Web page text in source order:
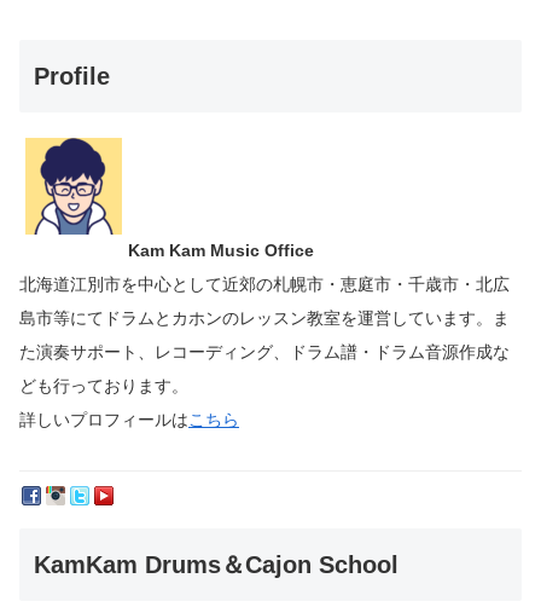
Profile
Kam Kam Music Office
北海道江別市を中心として近郊の札幌市・恵庭市・千歳市・北広
島市等にて ドラムとカホンのレッスン教室を運営しています。
ま
た演奏サポート、レコーディング、ドラム譜・ドラム音源作成な
ども行っております。
詳しいプロフィールはこちら
KamKam Drums＆Cajon School